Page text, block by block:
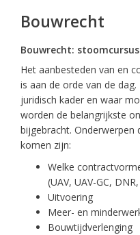
Bouwrecht
Bouwrecht: stoomcursus
Het aanbesteden van en
is aan de orde van de
juridisch kader en waar
worden de belangrijkste
bijgebracht. Onderwerpen
komen zijn:
Welke
(UAV, UAV-GC,
Uitvoering
Meer- en
Bouwtijdverlenging